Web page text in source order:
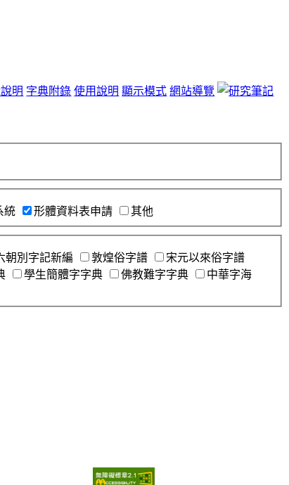
明 字典附錄 使用說明 顯示模式 網站導覽
統 形體資料表申請 其他
朝別字記新編 敦煌俗字譜
宋元以來俗字譜
學生簡體字字典 佛教難字字典
中華字海